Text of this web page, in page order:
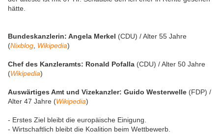
hätte.
Bundeskanzlerin: Angela Merkel (CDU) / Alter 55 Jahre
(Nixblog Wikipedia)
Chef des Kanzleramts: Ronald Pofalla (CDU) / Alter 50 Jahre
(Wikipedia)
Auswärtiges Amt und Vizekanzler: Guido Westerwelle (FDP) /
Alter 47 Jahre (Wikipedia)
- Erstes Ziel bleibt die europäische Einigung.
- Wirtschaftlich bleibt die Koalition beim Wettbewerb.